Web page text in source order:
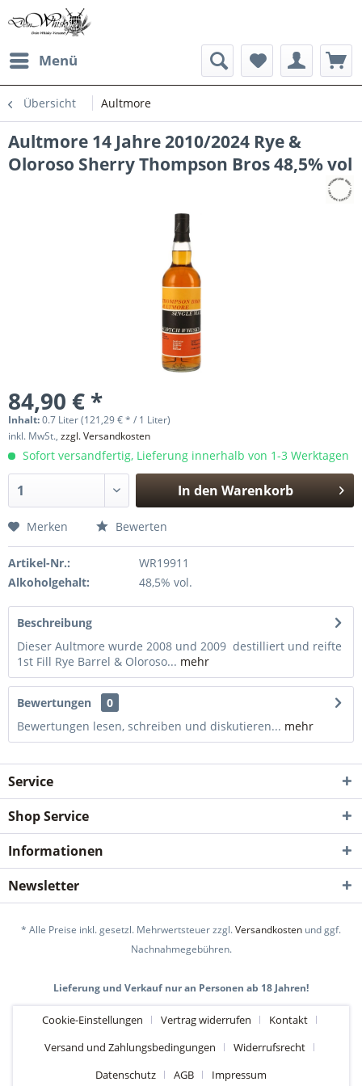
Menü
Übersicht Aultmore
Aultmore 14 Jahre 2010/2024 Rye &
Oloroso Sherry Thompson Bros 48,5% vol
84,90 € *
Inhalt:0.7 Liter (121,29 € * / 1 Liter)
inkl. MwSt., zzgl. Versandkosten
Sofort versandfertig, Lieferung innerhalb von 1-3 Werktagen
In den Warenkorb
Merken Bewerten
Artikel-Nr.:
WR19911
Alkoholgehalt:
48,5% vol.
Beschreibung
Dieser Aultmore wurde 2008 und 2009 destilliert und reifte
1st Fill Rye Barrel & Oloroso... mehr
Bewertungen
0
Bewertungen lesen, schreiben und diskutieren... mehr
Service
Shop Service
Informationen
Newsletter
* Alle Preise inkl. gesetzl. Mehrwertsteuer zzgl.Versandkosten und ggf.
Nachnahmegebühren.
Lieferung und Verkauf nur an Personen ab 18 Jahren!
Cookie-Einstellungen Vertrag widerrufen
Kontakt
Versand und Zahlungsbedingungen
Widerrufsrecht
Datenschutz
AGB Impressum